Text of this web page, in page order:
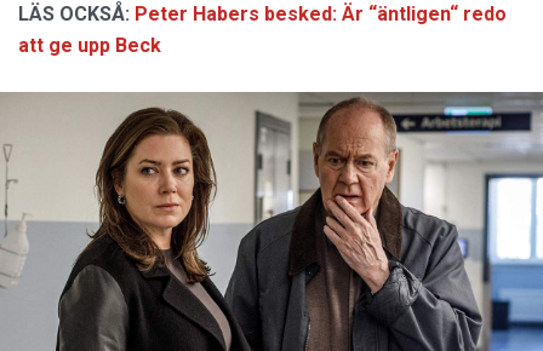
LÄS OCKSÅ: Peter Habers besked: Är “äntligen“ redo
att ge upp Beck